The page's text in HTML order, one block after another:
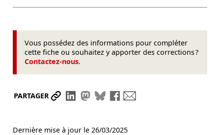
Vous possédez des informations pour compléter
cette fiche ou souhaitez y apporter des corrections ?
Contactez-nous.
PARTAGER Partager le lien
Partager sur LinkedIn
Partager sur Mastodon
Partager sur Bluesky
Partager sur Facebook
Dernière mise à jour le 26/03/2025